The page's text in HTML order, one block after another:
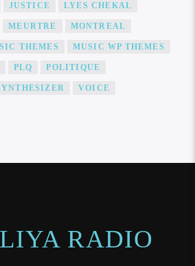
JUSTICE LYES CHEKAL
MEURTRE MONTREAL
THEMES MUSIC WP THEMES
PLQ POLITIQUE
VOICE
RADIO